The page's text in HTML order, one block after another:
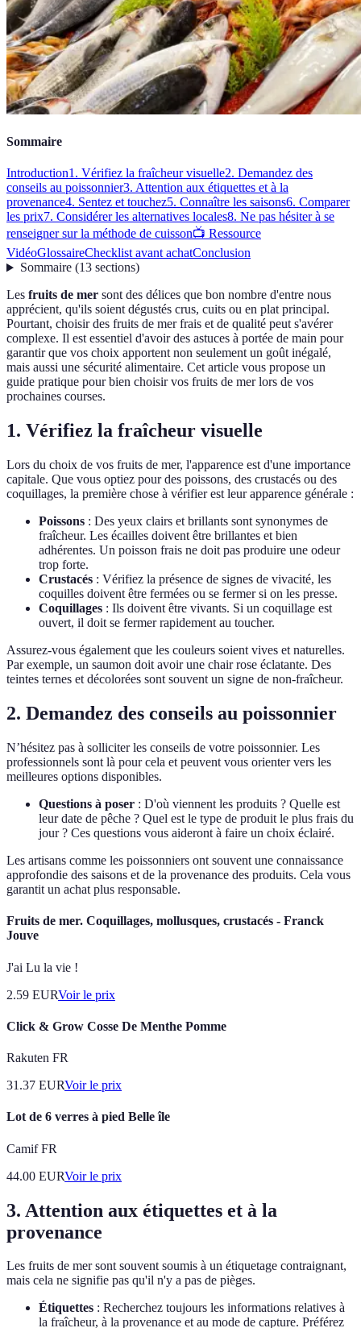
Sommaire
Introduction1. Vérifiez la fraîcheur visuelle2. Demandez des
conseils au poissonnier3. Attention aux étiquettes et à la
provenance4. Sentez et touchez5. Connaître les saisons6. Comparer
les prix7. Considérer les alternatives locales8. Ne pas hésiter à se
renseigner sur la méthode de cuisson📺 Ressource
VidéoGlossaireChecklist avant achatConclusion
Sommaire(13 sections)
Les fruits de mer sont des délices que bon nombre d'entre nous
apprécient, qu'ils soient dégustés crus, cuits ou en plat principal.
Pourtant, choisir des fruits de mer frais et de qualité peut s'avérer
complexe. Il est essentiel d'avoir des astuces à portée de main pour
garantir que vos choix apportent non seulement un goût inégalé,
mais aussi une sécurité alimentaire. Cet article vous propose un
guide pratique pour bien choisir vos fruits de mer lors de vos
prochaines courses.
1. Vérifiez la fraîcheur visuelle
Lors du choix de vos fruits de mer, l'apparence est d'une importance
capitale. Que vous optiez pour des poissons, des crustacés ou des
coquillages, la première chose à vérifier est leur apparence générale :
Poissons : Des yeux clairs et brillants sont synonymes de
fraîcheur. Les écailles doivent être brillantes et bien
adhérentes. Un poisson frais ne doit pas produire une odeur
trop forte.
Crustacés : Vérifiez la présence de signes de vivacité, les
coquilles doivent être fermées ou se fermer si on les presse.
Coquillages : Ils doivent être vivants. Si un coquillage est
ouvert, il doit se fermer rapidement au toucher.
Assurez-vous également que les couleurs soient vives et naturelles.
Par exemple, un saumon doit avoir une chair rose éclatante. Des
teintes ternes et décolorées sont souvent un signe de non-fraîcheur.
2. Demandez des conseils au poissonnier
N’hésitez pas à solliciter les conseils de votre poissonnier. Les
professionnels sont là pour cela et peuvent vous orienter vers les
meilleures options disponibles.
Questions à poser : D'où viennent les produits ? Quelle est
leur date de pêche ? Quel est le type de produit le plus frais du
jour ? Ces questions vous aideront à faire un choix éclairé.
Les artisans comme les poissonniers ont souvent une connaissance
approfondie des saisons et de la provenance des produits. Cela vous
garantit un achat plus responsable.
Fruits de mer. Coquillages, mollusques, crustacés - Franck
Jouve
J'ai Lu la vie !
2.59 EURVoir le prix
Click & Grow Cosse De Menthe Pomme
Rakuten FR
31.37 EURVoir le prix
Lot de 6 verres à pied Belle île
Camif FR
44.00 EURVoir le prix
3. Attention aux étiquettes et à la
provenance
Les fruits de mer sont souvent soumis à un étiquetage contraignant,
mais cela ne signifie pas qu'il n'y a pas de pièges.
Étiquettes : Recherchez toujours les informations relatives à
la fraîcheur, à la provenance et au mode de capture. Préférez